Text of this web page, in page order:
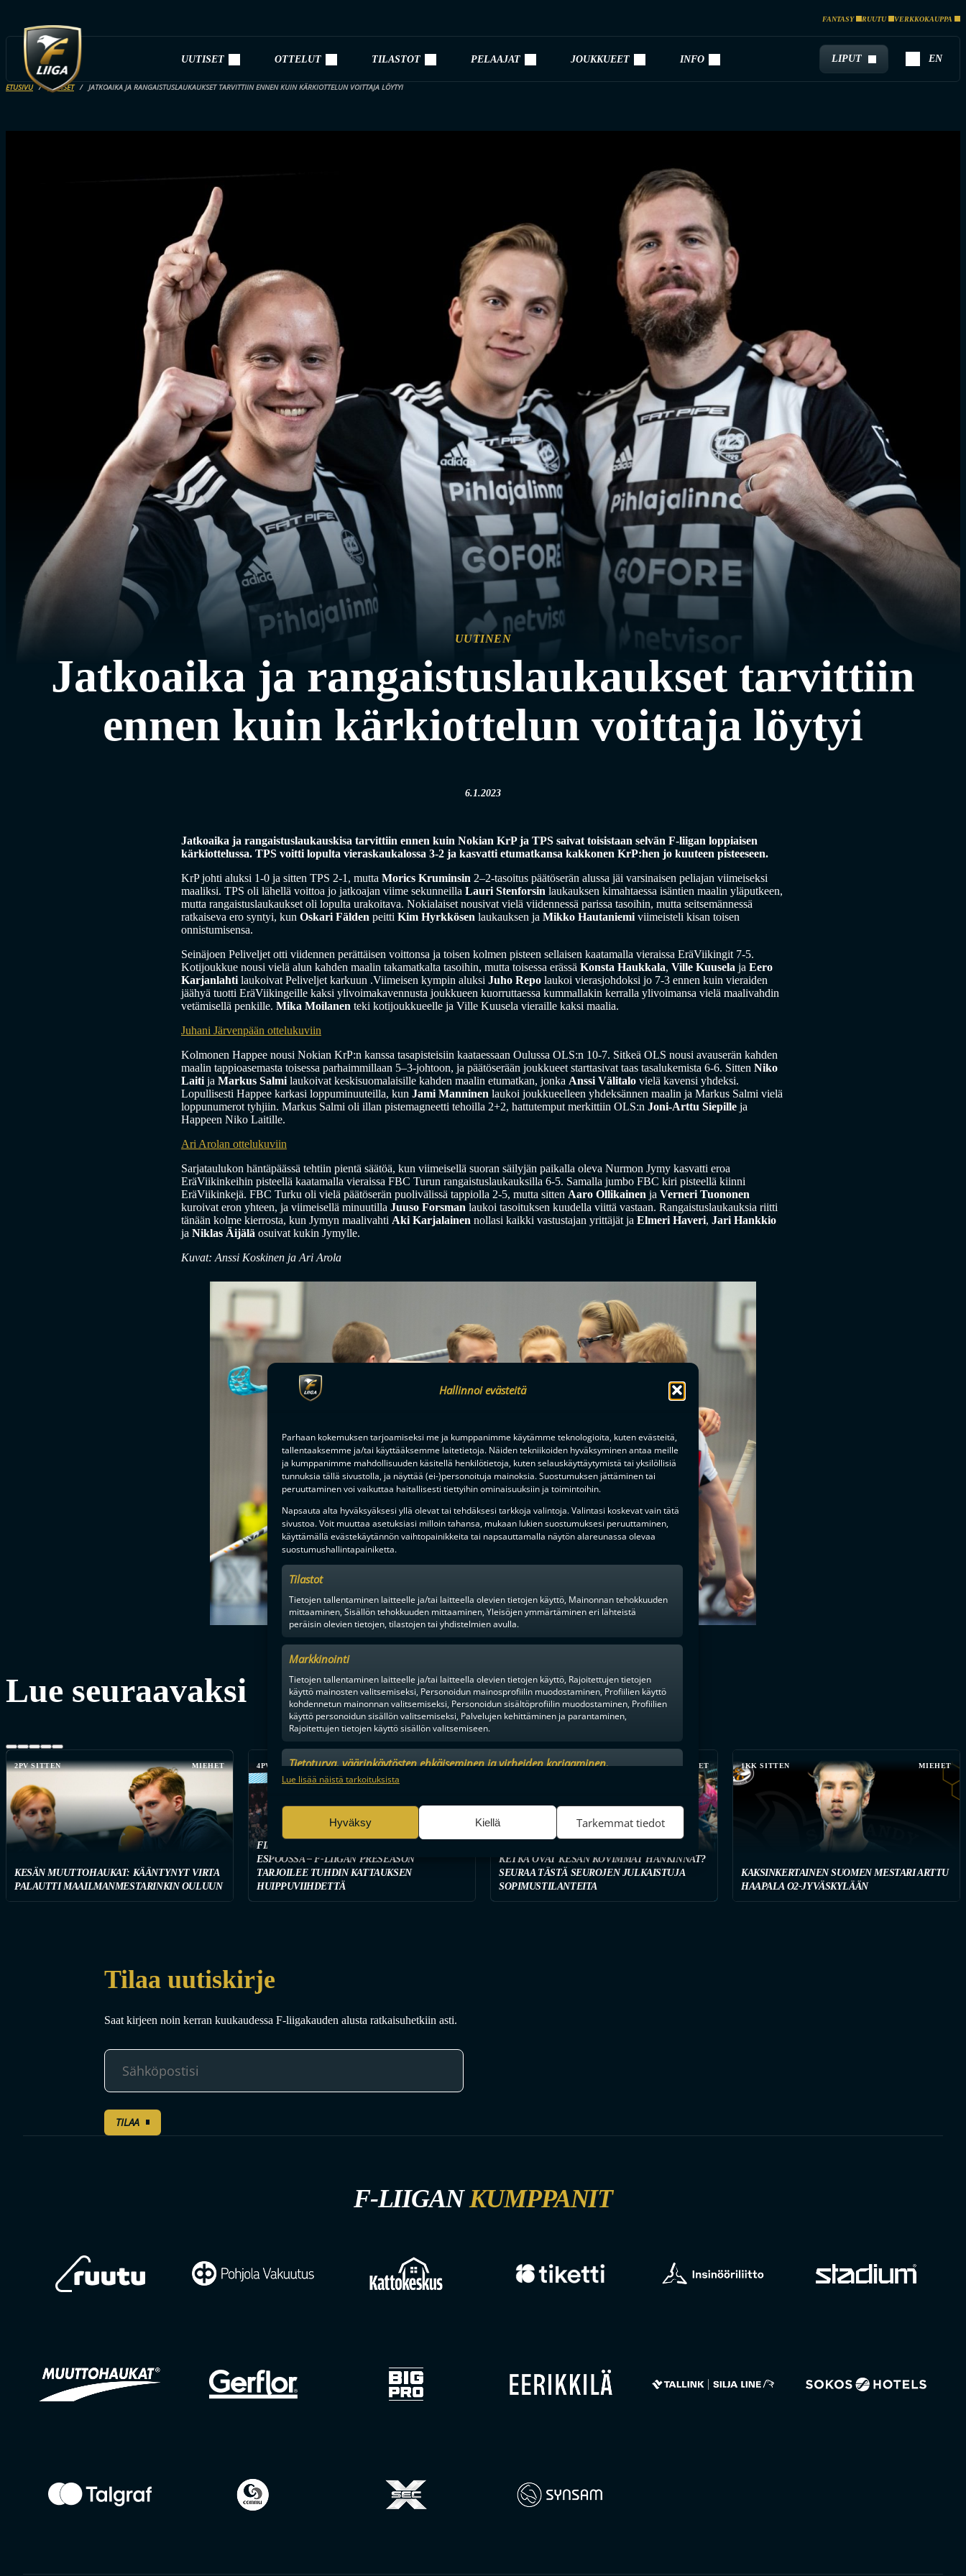
Hallinnoi evästeitä
Parhaan kokemuksen tarjoamiseksi me ja kumppanimme käytämme teknologioita, kuten evästeitä,
tallentaaksemme ja/tai käyttääksemme laitetietoja. Näiden tekniikoiden hyväksyminen antaa meille
ja kumppanimme mahdollisuuden käsitellä henkilötietoja, kuten selauskäyttäytymistä tai yksilöllisiä
tunnuksia tällä sivustolla, ja näyttää (ei-)personoituja mainoksia. Suostumuksen jättäminen tai
peruuttaminen voi vaikuttaa haitallisesti tiettyihin ominaisuuksiin ja toimintoihin.
Napsauta alta hyväksyäksesi yllä olevat tai tehdäksesi tarkkoja valintoja. Valintasi koskevat vain tätä
sivustoa. Voit muuttaa asetuksiasi milloin tahansa, mukaan lukien suostumuksesi peruuttaminen,
käyttämällä evästekäytännön vaihtopainikkeita tai napsauttamalla näytön alareunassa olevaa
suostumushallintapainiketta.
Tilastot
Tietojen tallentaminen laitteelle ja/tai laitteella olevien tietojen käyttö, Mainonnan tehokkuuden
mittaaminen, Sisällön tehokkuuden mittaaminen, Yleisöjen ymmärtäminen eri lähteistä
peräisin olevien tietojen, tilastojen tai yhdistelmien avulla.
Markkinointi
Tietojen tallentaminen laitteelle ja/tai laitteella olevien tietojen käyttö, Rajoitettujen tietojen
käyttö mainosten valitsemiseksi, Personoidun mainosprofiilin muodostaminen, Profiilien käyttö
kohdennetun mainonnan valitsemiseksi, Personoidun sisältöprofiilin muodostaminen, Profiilien
käyttö personoidun sisällön valitsemiseksi, Palvelujen kehittäminen ja parantaminen,
Rajoitettujen tietojen käyttö sisällön valitsemiseen.
Tietoturva, väärinkäytösten ehkäiseminen ja virheiden korjaaminen,
Mainonnan ja sisällön tekninen jakelu, Tallenna ja ilmaise
Lue lisää näistä tarkoituksista
Hyväksy Kiellä Tarkemmat tiedot
FANTASY RUUTU VERKKOKAUPPA
UUTISET OTTELUT TILASTOT PELAAJAT JOUKKUEET INFO LIPUT EN
ETUSIVU UUTISET JATKOAIKA JA RANGAISTUSLAUKAUKSET TARVITTIIN ENNEN KUIN KÄRKIOTTELUN VOITTAJA LÖYTYI
UUTINEN
Jatkoaika ja rangaistuslaukaukset tarvittiin
ennen kuin kärkiottelun voittaja löytyi
6.1.2023
Jatkoaika ja rangaistuslaukauskisa tarvittiin ennen kuin Nokian KrP ja TPS saivat toisistaan selvän F-liigan loppiaisen
kärkiottelussa. TPS voitti lopulta vieraskaukalossa 3-2 ja kasvatti etumatkansa kakkonen KrP:hen jo kuuteen pisteeseen.
KrP johti aluksi 1-0 ja sitten TPS 2-1, mutta Morics Kruminsin 2–2-tasoitus päätöserän alussa jäi varsinaisen peliajan viimeiseksi
maaliksi. TPS oli lähellä voittoa jo jatkoajan viime sekunneilla Lauri Stenforsin laukauksen kimahtaessa isäntien maalin yläputkeen,
mutta rangaistuslaukaukset oli lopulta urakoitava. Nokialaiset nousivat vielä viidennessä parissa tasoihin, mutta seitsemännessä
ratkaiseva ero syntyi, kun Oskari Fälden peitti Kim Hyrkkösen laukauksen ja Mikko Hautaniemi viimeisteli kisan toisen
onnistumisensa.
Seinäjoen Peliveljet otti viidennen perättäisen voittonsa ja toisen kolmen pisteen sellaisen kaatamalla vieraissa EräViikingit 7-5.
Kotijoukkue nousi vielä alun kahden maalin takamatkalta tasoihin, mutta toisessa erässä Konsta Haukkala, Ville Kuusela ja Eero
Karjanlahti laukoivat Peliveljet karkuun .Viimeisen kympin aluksi Juho Repo laukoi vierasjohdoksi jo 7-3 ennen kuin vieraiden
jäähyä tuotti EräViikingeille kaksi ylivoimakavennusta joukkueen kuorruttaessa kummallakin kerralla ylivoimansa vielä maalivahdin
vetämisellä penkille. Mika Moilanen teki kotijoukkueelle ja Ville Kuusela vieraille kaksi maalia.
Juhani Järvenpään ottelukuviin
Kolmonen Happee nousi Nokian KrP:n kanssa tasapisteisiin kaataessaan Oulussa OLS:n 10-7. Sitkeä OLS nousi avauserän kahden
maalin tappioasemasta toisessa parhaimmillaan 5–3-johtoon, ja päätöserään joukkueet starttasivat taas tasalukemista 6-6. Sitten Niko
Laiti ja Markus Salmi laukoivat keskisuomalaisille kahden maalin etumatkan, jonka Anssi Välitalo vielä kavensi yhdeksi.
Lopullisesti Happee karkasi loppuminuuteilla, kun Jami Manninen laukoi joukkueelleen yhdeksännen maalin ja Markus Salmi vielä
loppunumerot tyhjiin. Markus Salmi oli illan pistemagneetti tehoilla 2+2, hattutemput merkittiin OLS:n Joni-Arttu Siepille ja
Happeen Niko Laitille.
Ari Arolan ottelukuviin
Sarjataulukon häntäpäässä tehtiin pientä säätöä, kun viimeisellä suoran säilyjän paikalla oleva Nurmon Jymy kasvatti eroa
EräViikinkeihin pisteellä kaatamalla vieraissa FBC Turun rangaistuslaukauksilla 6-5. Samalla jumbo FBC kiri pisteellä kiinni
EräViikinkejä. FBC Turku oli vielä päätöserän puolivälissä tappiolla 2-5, mutta sitten Aaro Ollikainen ja Verneri Tuononen
kuroivat eron yhteen, ja viimeisellä minuutilla Juuso Forsman laukoi tasoituksen kuudella viittä vastaan. Rangaistuslaukauksia riitti
tänään kolme kierrosta, kun Jymyn maalivahti Aki Karjalainen nollasi kaikki vastustajan yrittäjät ja Elmeri Haveri, Jari Hankkio
ja Niklas Äijälä osuivat kukin Jymylle.
Kuvat: Anssi Koskinen ja Ari Arola
Lue seuraavaksi
2PV SITTEN MIEHET
KESÄN MUUTTOHAUKAT: KÄÄNTYNYT VIRTA
PALAUTTI MAAILMANMESTARINKIN OULUUN
4PV SITTEN MIEHET
FINAALIUUSINTA PORISSA, HUIPPUPELEJÄ
ESPOOSSA – F-LIIGAN PRESEASON
TARJOILEE TUHDIN KATTAUKSEN
HUIPPUVIIHDETTÄ
5PV SITTEN MIEHET
KETKÄ OVAT KESÄN KOVIMMAT HANKINNAT?
SEURAA TÄSTÄ SEUROJEN JULKAISTUJA
SOPIMUSTILANTEITA
1KK SITTEN MIEHET
KAKSINKERTAINEN SUOMEN MESTARI ARTTU
HAAPALA O2-JYVÄSKYLÄÄN
Tilaa uutiskirje
Saat kirjeen noin kerran kuukaudessa F-liigakauden alusta ratkaisuhetkiin asti.
TILAA
F-LIIGANKUMPPANIT